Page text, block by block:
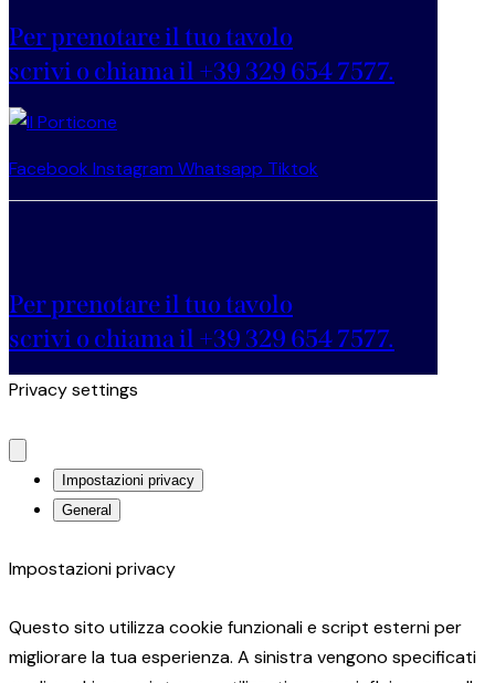
Per prenotare il tuo tavolo
scrivi o chiama il +39 329 654 7577.
Facebook Instagram Whatsapp Tiktok
Per prenotare il tuo tavolo
scrivi o chiama il +39 329 654 7577.
Privacy settings
Impostazioni privacy
General
Impostazioni privacy
Questo sito utilizza cookie funzionali e script esterni per
migliorare la tua esperienza. A sinistra vengono specificati